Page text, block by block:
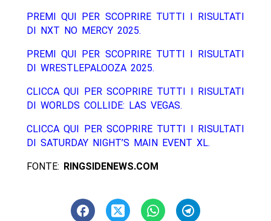
PREMI QUI PER SCOPRIRE TUTTI I RISULTATI
DI NXT NO MERCY 2025.
PREMI QUI PER SCOPRIRE TUTTI I RISULTATI
DI WRESTLEPALOOZA 2025.
CLICCA QUI PER SCOPRIRE TUTTI I RISULTATI
DI WORLDS COLLIDE: LAS VEGAS.
CLICCA QUI PER SCOPRIRE TUTTI I RISULTATI
DI SATURDAY NIGHT’S MAIN EVENT XL.
FONTE: RINGSIDENEWS.COM